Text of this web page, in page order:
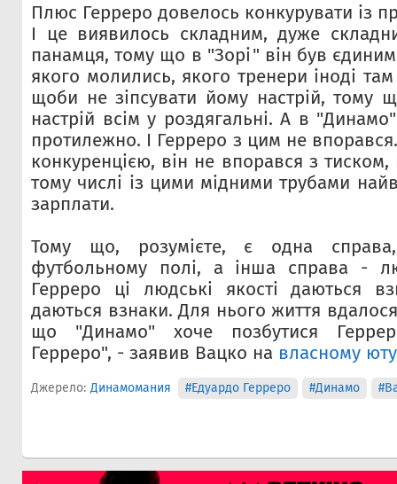
Плюс Герреро довелось конкурувати із
І це виявилось складним, дуже
панамця, тому що в "Зорі" він був
якого молились, якого тренери іноді
щоби не зіпсувати йому настрій, тому
настрій всім у роздягальні. А в
протилежно. І Герреро з цим не
конкуренцією, він не впорався з
тому числі із цими мідними трубами
зарплати.
Тому що, розумієте, є одна
футбольному полі, а інша справа -
Герреро ці людські якості даються
даються взнаки. Для нього життя
що "Динамо" хоче позбутися
Герреро", - заявив Вацко на власному
Джерело: Динамомания #Едуардо Герреро #Динамо